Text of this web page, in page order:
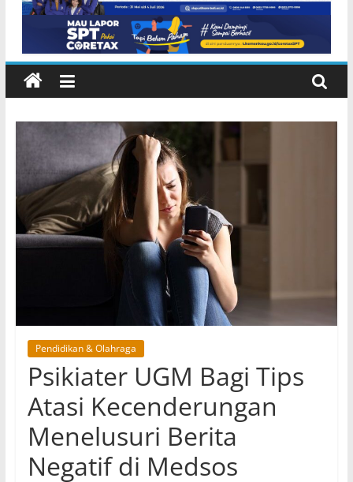
Kerja Nyata
Pendidikan & Olahraga
Psikiater UGM Bagi Tips
Atasi Kecenderungan
Menelusuri Berita
Negatif di Medsos